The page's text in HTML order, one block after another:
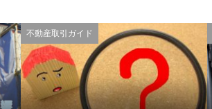
不動産取引ガイド